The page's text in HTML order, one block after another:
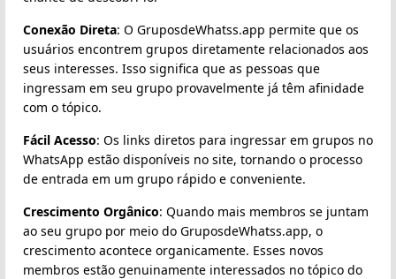
Conexão Direta: O GruposdeWhatss.app permite que os
usuários encontrem grupos diretamente relacionados aos
seus interesses. Isso significa que as pessoas que
ingressam em seu grupo provavelmente já têm afinidade
com o tópico.
Fácil Acesso: Os links diretos para ingressar em grupos no
WhatsApp estão disponíveis no site, tornando o processo
de entrada em um grupo rápido e conveniente.
Crescimento Orgânico: Quando mais membros se juntam
ao seu grupo por meio do GruposdeWhatss.app, o
crescimento acontece organicamente. Esses novos
membros estão genuinamente interessados no tópico do